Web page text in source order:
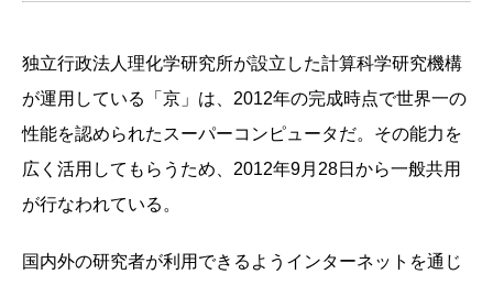
独立行政法人理化学研究所が設立した計算科学研究機構
が運用している「京」は、2012年の完成時点で世界一の
性能を認められたスーパーコンピュータだ。その能力を
広く活用してもらうため、2012年9月28日から一般共用
が行なわれている。
国内外の研究者が利用できるようインターネットを通じ